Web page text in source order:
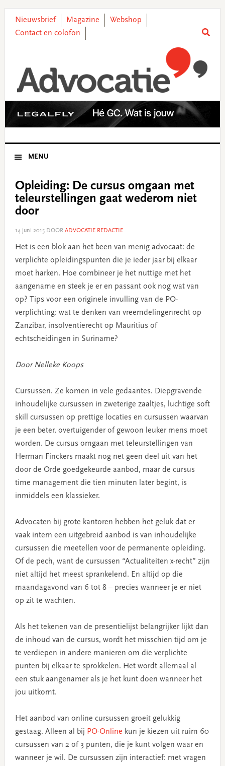
primary
main
primary
footer
Nieuwsbrief Magazine
Webshop
Contact en colofon
MENU
Opleiding: De cursus omgaan met
teleurstellingen gaat wederom niet
door
14 juni 2015DOOR ADVOCATIE REDACTIE
Het is een blok aan het been van menig advocaat: de
verplichte opleidingspunten die je ieder jaar bij elkaar
moet harken. Hoe combineer je het nuttige met het
aangename en steek je er en passant ook nog wat van
op? Tips voor een originele invulling van de PO-
verplichting: wat te denken van vreemdelingenrecht op
Zanzibar, insolventierecht op Mauritius of
echtscheidingen in Suriname?
Door Nelleke Koops
Cursussen. Ze komen in vele gedaantes. Diepgravende
inhoudelijke cursussen in zweterige zaaltjes, luchtige soft
skill cursussen op prettige locaties en cursussen waarvan
je een beter, overtuigender of gewoon leuker mens moet
worden. De cursus omgaan met teleurstellingen van
Herman Finckers maakt nog net geen deel uit van het
door de Orde goedgekeurde aanbod, maar de cursus
time management die tien minuten later begint, is
inmiddels een klassieker.
Advocaten bij grote kantoren hebben het geluk dat er
vaak intern een uitgebreid aanbod is van inhoudelijke
cursussen die meetellen voor de permanente opleiding.
Of de pech, want de cursussen “Actualiteiten x-recht” zijn
niet altijd het meest sprankelend. En altijd op die
maandagavond van 6 tot 8 – precies wanneer je er niet
op zit te wachten.
Als het tekenen van de presentielijst belangrijker lijkt dan
de inhoud van de cursus, wordt het misschien tijd om je
te verdiepen in andere manieren om die verplichte
punten bij elkaar te sprokkelen. Het wordt allemaal al
een stuk aangenamer als je het kunt doen wanneer het
jou uitkomt.
Het aanbod van online cursussen groeit gelukkig
gestaag. Alleen al bij PO-Online kun je kiezen uit ruim 60
cursussen van 2 of 3 punten, die je kunt volgen waar en
wanneer je wil. De cursussen zijn interactief: met vragen